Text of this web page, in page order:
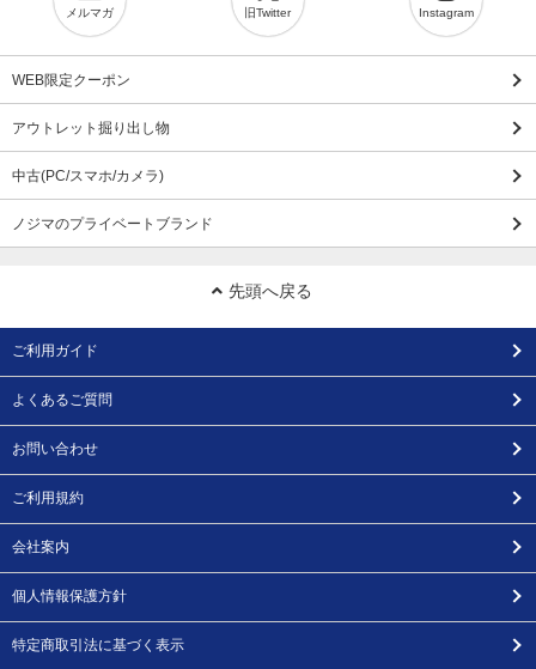
メルマガ 旧Twitter Instagram
WEB限定クーポン
アウトレット掘り出し物
中古(PC/スマホ/カメラ)
ノジマのプライベートブランド
先頭へ戻る
ご利用ガイド
よくあるご質問
お問い合わせ
ご利用規約
会社案内
個人情報保護方針
特定商取引法に基づく表示